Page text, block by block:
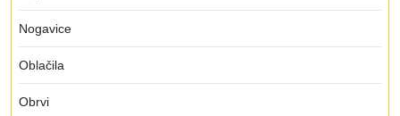
Nogavice
Oblačila
Obrvi